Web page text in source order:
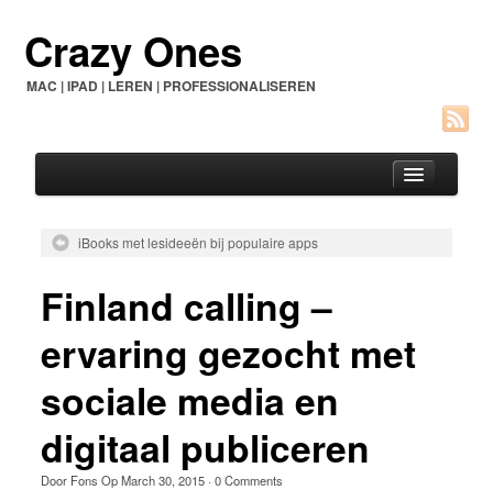
Crazy Ones
MAC | IPAD | LEREN | PROFESSIONALISEREN
Over dit blog
Contact
See Genius
iBooks met lesideeën bij populaire apps
Finland calling –
ervaring gezocht met
sociale media en
digitaal publiceren
Door Fons OpMarch 30, 2015· 0 Comments